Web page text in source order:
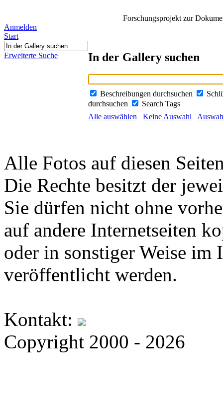
Forschungsprojekt zur
Anmelden
Start
Erweiterte Suche In der Gallery suchen
Beschreibungen durchsuchen
durchsuchen
Search Tags
Alle auswählen
Keine Auswahl
Alle Fotos auf diesen
Die Rechte besitzt der
Sie dürfen nicht ohne
auf andere Internetseiten
oder in sonstiger Weise im
veröffentlicht werden.
Kontakt:
Copyright 2000 - 2026